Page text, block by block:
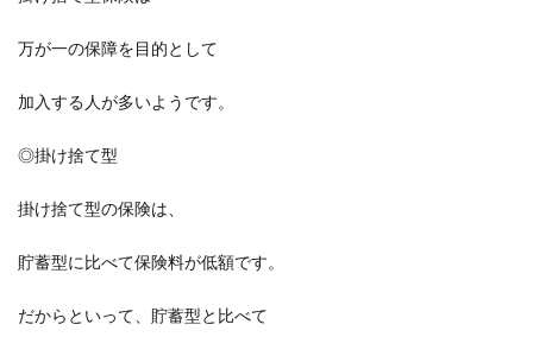
万が一の保障を目的として
加入する人が多いようです。
◎掛け捨て型
掛け捨て型の保険は、
貯蓄型に比べて保険料が低額です。
だからといって、貯蓄型と比べて